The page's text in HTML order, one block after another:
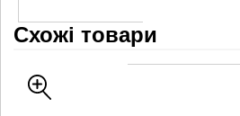
Схожі товари